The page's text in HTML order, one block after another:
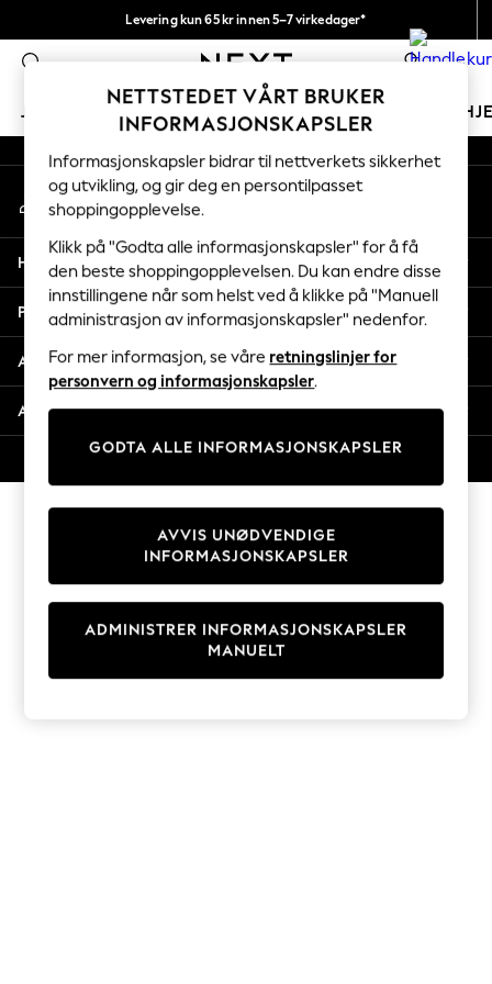
Levering kun 65 kr innen 5–7 virkedager*
Vi betaler alle tollavgifter 0
JENTER GUTTER BABY KVINNER
GIRLS
New In
50 - 92cm (0 - 24 months)
98 - 110cm (3 - 5 years)
116 - 134cm (6 - 9 years)
140 - 174cm (10 - 15+ years)
Trending: Top & Short Sets
Trending: Clogs
Toy Story
THE SET
Coats & Jackets
Sweatshirts & Hoodies
Knitwear
Cardigans
Dresses
Sets & Outfits
T-Shirts
An error occurred on client
Våre sosiale nettverk
Min konto
Logg inn på kontoen din
Hjelp
Personvern & Juridisk
Avdelinger
Andre tjenester
NETTSTEDET VÅRT BRUKER
INFORMASJONSKAPSLER
Informasjonskapsler bidrar til nettverkets sikkerhet
og utvikling, og gir deg en persontilpasset
shoppingopplevelse.
Klikk på "Godta alle informasjonskapsler" for å få
den beste shoppingopplevelsen. Du kan endre disse
innstillingene når som helst ved å klikke på "Manuell
administrasjon av informasjonskapsler" nedenfor.
For mer informasjon, se våre retningslinjer for
personvern og informasjonskapsler.
GODTA ALLE INFORMASJONSKAPSLER
ADMINISTRER INFORMASJONSKAPSLER
MANUELT
AVVIS UNØDVENDIGE
INFORMASJONSKAPSLER